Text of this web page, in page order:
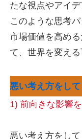
たな視点やアイ
このような思考
市場価値を高め
て、世界を変える
悪い考え方をし
1) 前向きな影響
悪い考え方をし